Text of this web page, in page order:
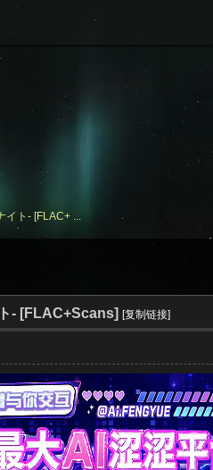
イト- [FLAC+ ...
- [FLAC+Scans] [复制链接]